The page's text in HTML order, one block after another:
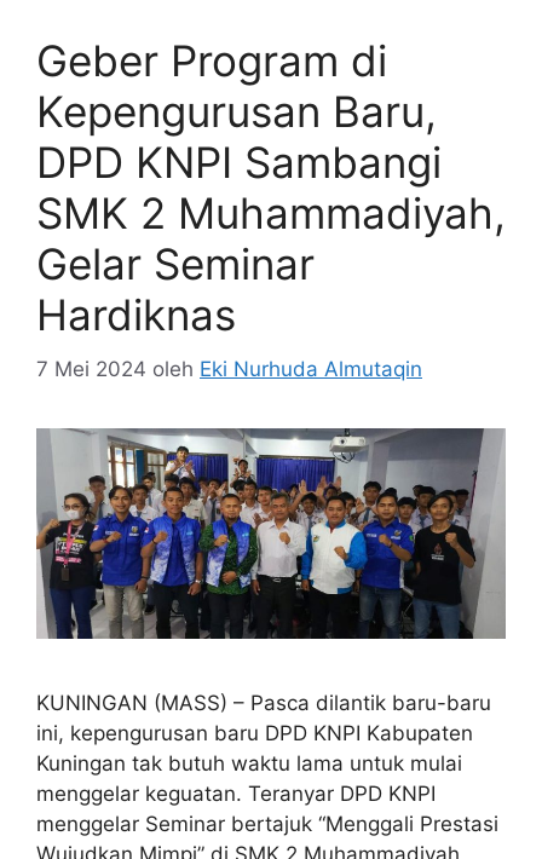
Geber Program di
Kepengurusan Baru,
DPD KNPI Sambangi
SMK 2 Muhammadiyah,
Gelar Seminar
Hardiknas
7 Mei 2024 oleh Eki Nurhuda Almutaqin
KUNINGAN (MASS) – Pasca dilantik baru-baru
ini, kepengurusan baru DPD KNPI Kabupaten
Kuningan tak butuh waktu lama untuk mulai
menggelar keguatan. Teranyar DPD KNPI
menggelar Seminar bertajuk “Menggali Prestasi